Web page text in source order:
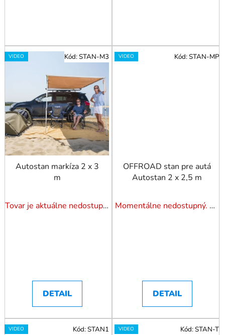
VIDEO
Autostan markíza 2 x 3
m
Tovar je aktuálne nedostupný. Dotazuj dostupnosť.
DETAIL
Kód:STAN-M3 VIDEO
OFFROAD stan pre autá
Autostan 2 x 2,5 m
Momentálne nedostupný. Pozrite si naše varianty.
DETAIL
Kód:STAN-MP
VIDEO Kód:STAN1 VIDEO Kód:STAN-T